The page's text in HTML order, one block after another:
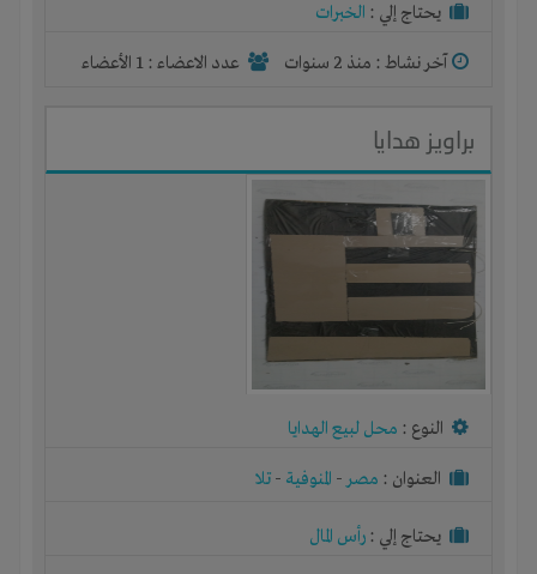
يحتاج إلي : الخبرات
آخر نشاط : منذ 2 سنوات عدد الاعضاء : 1 الأعضاء
براويز هدايا
النوع : محل لبيع الهدايا
العنوان : مصر- المنوفية - تلا
يحتاج إلي : رأس المال